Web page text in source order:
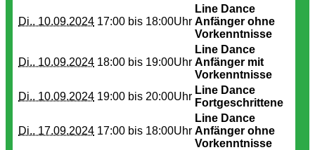
Di.. 10.09.2024 17:00 bis 18:00Uhr
Line Dance
Anfänger ohne
Vorkenntnisse
Di.. 10.09.2024 18:00 bis 19:00Uhr
Line Dance
Anfänger mit
Vorkenntnisse
Di.. 10.09.2024 19:00 bis 20:00Uhr
Line Dance
Fortgeschrittene
Di.. 17.09.2024 17:00 bis 18:00Uhr
Line Dance
Anfänger ohne
Vorkenntnisse